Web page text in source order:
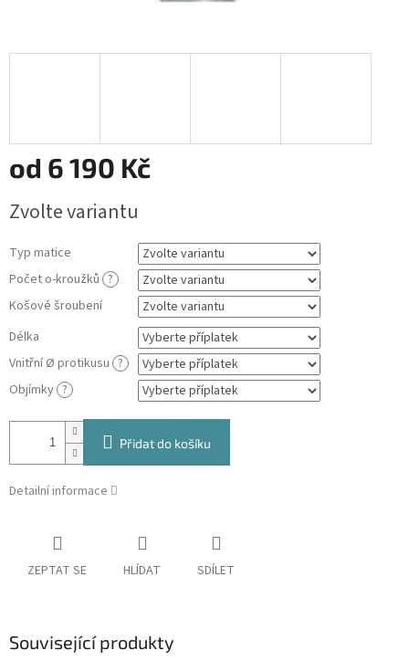
od 6 190 Kč
cena:
Zvolte variantu
Typ matice
Počet o-kroužků ?
Košové šroubení
Délka
Vnitřní Ø protikusu ?
Objímky ?
Přidat do košíku
Detailní informace
ZEPTAT SE HLÍDAT SDÍLET
Související produkty